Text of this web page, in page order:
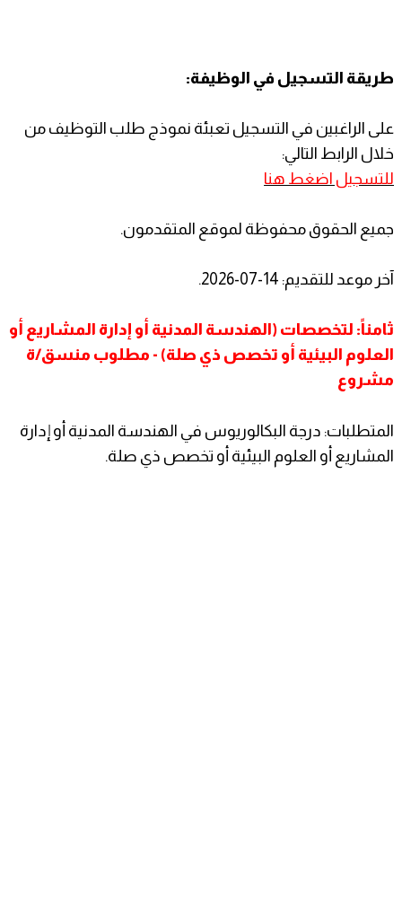
طريقة التسجيل في الوظيفة:
على الراغبين في التسجيل تعبئة نموذج طلب التوظيف من
خلال الرابط التالي:
للتسجيل اضغط هنا
جميع الحقوق محفوظة لموقع المتقدمون.
آخر موعد للتقديم: 14-07-2026.
ثامناً: لتخصصات (الهندسة المدنية أو إدارة المشاريع أو
العلوم البيئية أو تخصص ذي صلة) - مطلوب منسق/ة
مشروع
المتطلبات: درجة البكالوريوس في الهندسة المدنية أو إدارة
المشاريع أو العلوم البيئية أو تخصص ذي صلة.